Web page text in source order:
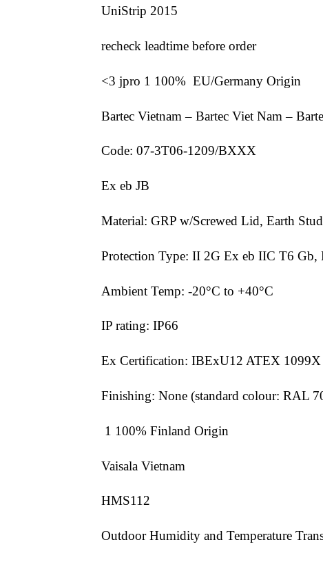
UniStrip 2015
recheck leadtime before order
<3 jpro 1 100% EU/Germany Origin
Bartec Vietnam – Bartec Viet Nam –
Code: 07-3T06-1209/BXXX
Ex eb JB
Material: GRP w/Screwed Lid, Earth
Protection Type: II 2G Ex eb IIC T6 Gb,
Ambient Temp: -20°C to +40°C
IP rating: IP66
Ex Certification: IBExU12 ATEX
Finishing: None (standard colour: RAL
1 100% Finland Origin
Vaisala Vietnam
HMS112
Outdoor Humidity and Temperature